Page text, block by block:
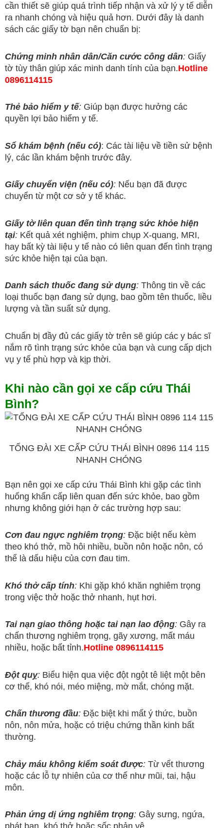
cần thiết sẽ giúp quá trình tiếp nhận và xử lý y tế diễn
ra nhanh chóng và hiệu quả hơn. Dưới đây là danh
sách các giấy tờ bạn nên chuẩn bị:
Chứng minh nhân dân/Căn cước công dân: Giấy
tờ tùy thân giúp xác minh danh tính của bạn.Hotline
0896114115
Thẻ bảo hiểm y tế: Giúp bạn được hưởng các
quyền lợi bảo hiểm y tế.
Sổ khám bệnh (nếu có): Các tài liệu về tiền sử bệnh
lý, các lần khám bệnh trước đây.
Giấy chuyển viện (nếu có): Nếu bạn đã được
chuyển từ một cơ sở y tế khác.
Giấy tờ liên quan đến tình trạng sức khỏe hiện
tại: Kết quả xét nghiệm, phim chụp X-quang, MRI,
hay bất kỳ tài liệu y tế nào có liên quan đến tình trạng
sức khỏe hiện tại của bạn.
Danh sách thuốc đang sử dụng: Thông tin về các
loại thuốc bạn đang sử dụng, bao gồm tên thuốc, liều
lượng và tần suất sử dụng.
Chuẩn bị đầy đủ các giấy tờ trên sẽ giúp các y bác sĩ
nắm rõ tình trạng sức khỏe của bạn và cung cấp dịch
vụ y tế phù hợp và kịp thời.
Khi nào cần gọi xe cấp cứu Thái
Bình?
TỔNG ĐÀI XE CẤP CỨU THÁI BÌNH 0896 114 115
NHANH CHÓNG
Bạn nên gọi xe cấp cứu Thái Bình khi gặp các tình
huống khẩn cấp liên quan đến sức khỏe, bao gồm
nhưng không giới hạn ở các trường hợp sau:
Cơn đau ngực nghiêm trọng: Đặc biệt nếu kèm
theo khó thở, mồ hôi nhiều, buồn nôn hoặc nôn, có
thể là dấu hiệu của cơn đau tim.
Khó thở cấp tính: Khi gặp khó khăn nghiêm trọng
trong việc thở hoặc thở nhanh, hụt hơi.
Tai nạn giao thông hoặc tai nạn lao động: Gây ra
chấn thương nghiêm trọng, gãy xương, mất máu
nhiều, hoặc bất tỉnh.Hotline 0896114115
Đột quỵ: Biểu hiện qua việc đột ngột tê liệt một bên
cơ thể, khó nói, méo miệng, mờ mắt, chóng mặt.
Chấn thương đầu: Đặc biệt khi mất ý thức, buồn
nôn, nôn mửa, hoặc có triệu chứng thần kinh bất
thường.
Chảy máu không kiểm soát được: Từ vết thương
hoặc các lỗ tự nhiên của cơ thể như mũi, tai, hậu
môn.
Phản ứng dị ứng nghiêm trọng: Gây sưng, ngứa,